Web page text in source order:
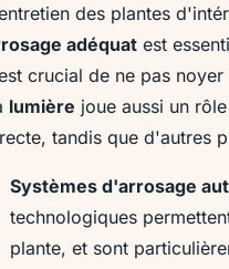
des plantes
adéquat est
crucial de ne pas
lumière joue aussi un
tandis que d'autres
Systèmes d'arrosage
technologiques
plante, et sont